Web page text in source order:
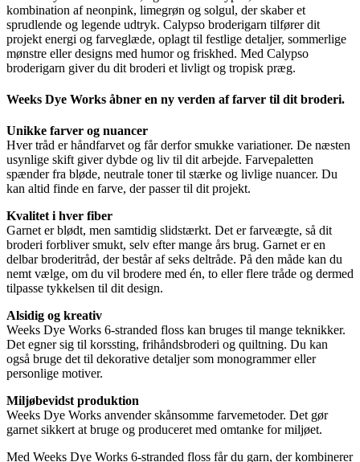
kombination af neonpink, limegrøn og solgul, der skaber et
sprudlende og legende udtryk. Calypso broderigarn tilfører dit
projekt energi og farveglæde, oplagt til festlige detaljer, sommerlige
mønstre eller designs med humor og friskhed. Med Calypso
broderigarn giver du dit broderi et livligt og tropisk præg.
Weeks Dye Works åbner en ny verden af farver til dit broderi.
Unikke farver og nuancer
Hver tråd er håndfarvet og får derfor smukke variationer. De næsten
usynlige skift giver dybde og liv til dit arbejde. Farvepaletten
spænder fra bløde, neutrale toner til stærke og livlige nuancer. Du
kan altid finde en farve, der passer til dit projekt.
Kvalitet i hver fiber
Garnet er blødt, men samtidig slidstærkt. Det er farveægte, så dit
broderi forbliver smukt, selv efter mange års brug. Garnet er en
delbar broderitråd, der består af seks deltråde. På den måde kan du
nemt vælge, om du vil brodere med én, to eller flere tråde og dermed
tilpasse tykkelsen til dit design.
Alsidig og kreativ
Weeks Dye Works 6-stranded floss kan bruges til mange teknikker.
Det egner sig til korssting, frihåndsbroderi og quiltning. Du kan
også bruge det til dekorative detaljer som monogrammer eller
personlige motiver.
Miljøbevidst produktion
Weeks Dye Works anvender skånsomme farvemetoder. Det gør
garnet sikkert at bruge og produceret med omtanke for miljøet.
Med Weeks Dye Works 6-stranded floss får du garn, der kombinerer